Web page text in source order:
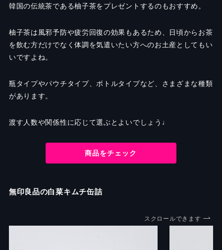
韓国の伝統茶である柚子茶をプレゼントするのもおすすめ。
柚子茶は風邪予防や疲労回復の効果もあるため、日頃からお茶
を飲む方だけでなく体調を気遣いたい方へのお土産としてもい
いですよね。
瓶タイプやパウチタイプ、ボトルタイプなど、さまざまな種類
があります。
渡す人数や関係性に応じて選ぶとよいでしょう♩
商品をチェック
無印良品の白菜キムチ缶詰
スクロールできます